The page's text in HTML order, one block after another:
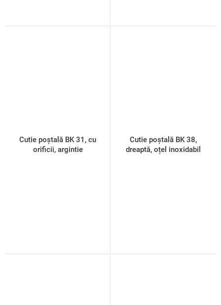
Cutie poștală BK 31, cu
orificii, argintie
Cutie poștală BK 38,
dreaptă, oțel inoxidabil